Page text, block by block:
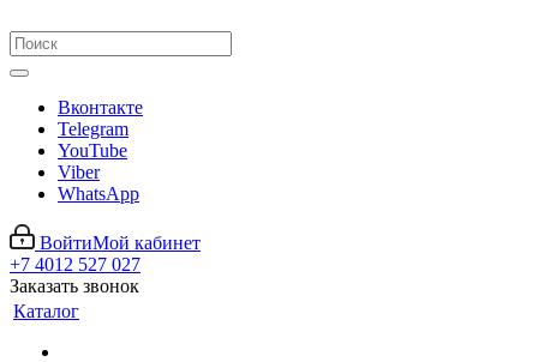
Вконтакте
Telegram
YouTube
Viber
WhatsApp
ВойтиМой кабинет
+7 4012 527 027
Заказать звонок
Каталог